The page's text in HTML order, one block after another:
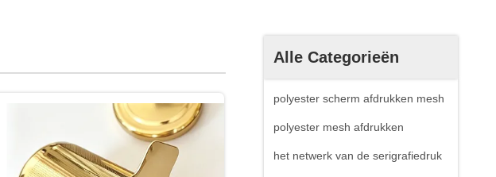
Alle Categorieën
polyester scherm afdrukken mesh
polyester mesh afdrukken
het netwerk van de serigrafiedruk